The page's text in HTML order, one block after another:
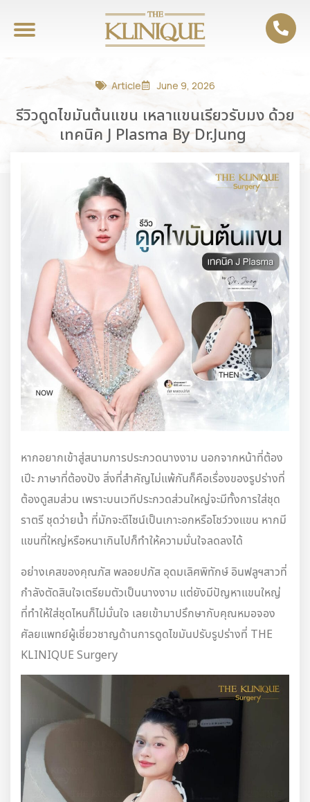
Article June 9, 2026
รีวิวดูดไขมันต้นแขน เหลาแขนเรียวรับมง ด้วย
เทคนิค J Plasma By Dr.Jung
หากอยากเข้าสู่สนามการประกวดนางงาม นอกจากหน้าที่ต้อง
เปีะ ภาษาที่ต้องปัง สิ่งที่สำคัญไม่แพ้กันก็คือเรื่องของรูปร่างที่
ต้องดูสมส่วน เพราะบนเวทีประกวดส่วนใหญ่จะมีทั้งการใส่ชุด
ราตรี ชุดว่ายน้ำ ที่มักจะดีไซน์เป็นเกาะอกหรือโชว์วงแขน หากมี
แขนที่ใหญ่หรือหนาเกินไปก็ทำให้ความมั่นใจลดลงได้
อย่างเคสของคุณภัส พลอยปภัส อุดมเลิศพิทักษ์ อินฟลูฯสาวที่
กำลังตัดสินใจเตรียมตัวเป็นนางงาม แต่ยังมีปัญหาแขนใหญ่
ที่ทำให้ใส่ชุดไหนก็ไม่มั่นใจ เลยเข้ามาปรึกษากับคุณหมอจอง
ศัลยแพทย์ผู้เชี่ยวชาญด้านการดูดไขมันปรับรูปร่างที่ THE
KLINIQUE Surgery